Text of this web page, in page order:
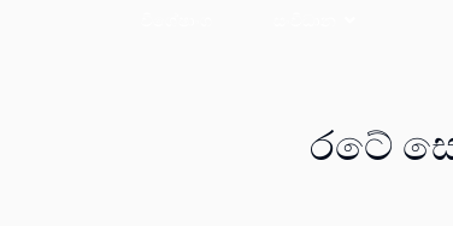
රටේ